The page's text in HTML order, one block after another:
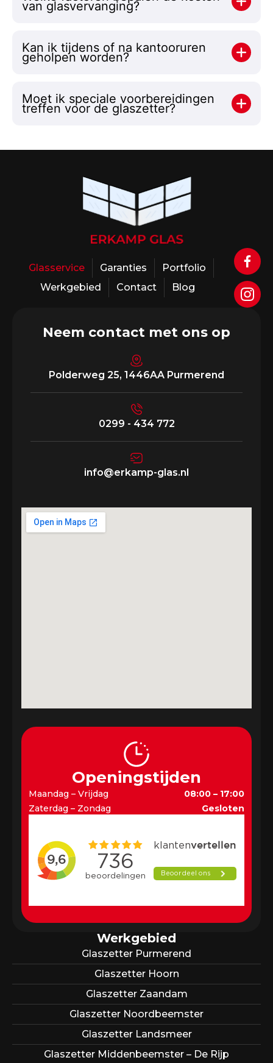
van glasvervanging?
Kan ik tijdens of na kantooruren
geholpen worden?
Moet ik speciale voorbereidingen
treffen voor de glaszetter?
Glasservice Garanties
Portfolio
Werkgebied
Contact Blog
Neem contact met ons op
Polderweg 25, 1446AA Purmerend
0299 - 434 772
info@erkamp-glas.nl
Openingstijden
Maandag – Vrijdag
08:00 – 17:00
Zaterdag – Zondag
Gesloten
Werkgebied
Glaszetter Purmerend
Glaszetter Hoorn
Glaszetter Zaandam
Glaszetter Noordbeemster
Glaszetter Landsmeer
Glaszetter Middenbeemster – De Rijp